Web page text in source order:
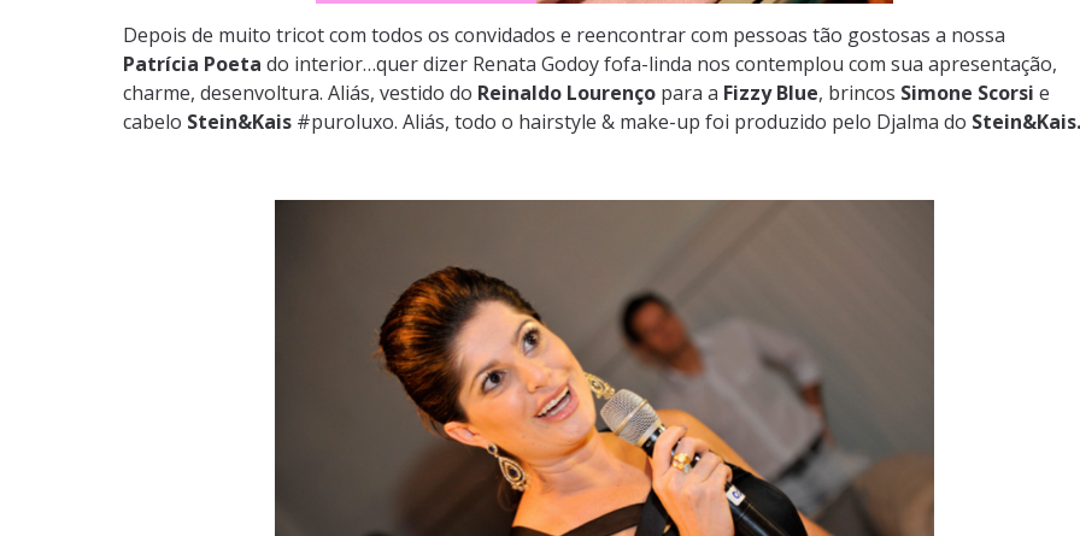
Depois de muito tricot com todos os convidados e reencontrar com pessoas tão gostosas a nossa
Patrícia Poeta do interior…quer dizer Renata Godoy fofa-linda nos contemplou com sua apresentação,
charme, desenvoltura. Aliás, vestido do Reinaldo Lourenço para a Fizzy Blue, brincos Simone Scorsi e
cabelo Stein&Kais #puroluxo. Aliás, todo o hairstyle & make-up foi produzido pelo Djalma do Stein&Kais.